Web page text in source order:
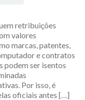
retribuições
valores
marcas, patentes,
e contratos
podem ser isentos
Por isso, é
oficiais antes […]